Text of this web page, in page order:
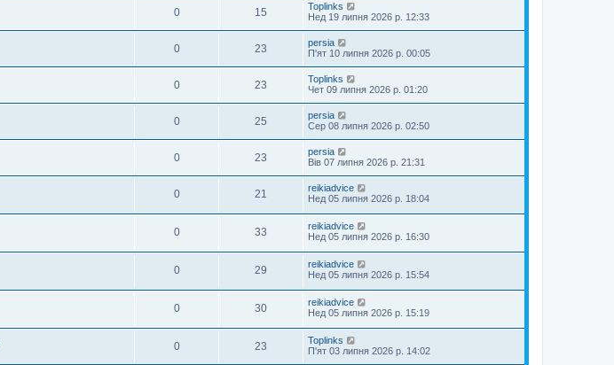
0 15
Toplinks
Нед 19 липня 2026 р. 12:33
0 23
persia
П'ят 10 липня 2026 р. 00:05
0 23
Toplinks
Чет 09 липня 2026 р. 01:20
0 25
persia
Сер 08 липня 2026 р. 02:50
0 23
persia
Вів 07 липня 2026 р. 21:31
0 21
reikiadvice
Нед 05 липня 2026 р. 18:04
0 33
reikiadvice
Нед 05 липня 2026 р. 16:30
0 29
reikiadvice
Нед 05 липня 2026 р. 15:54
0 30
reikiadvice
Нед 05 липня 2026 р. 15:19
0 23
Toplinks
П'ят 03 липня 2026 р. 14:02